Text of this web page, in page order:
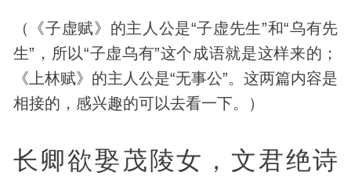
（《子虚赋》的主人公是“子虚先生”和“乌有先
生”，所以“子虚乌有”这个成语就是这样来的；
《上林赋》的主人公是“无事公”。这两篇内容是
相接的，感兴趣的可以去看一下。）
长卿欲娶茂陵女，文君绝诗